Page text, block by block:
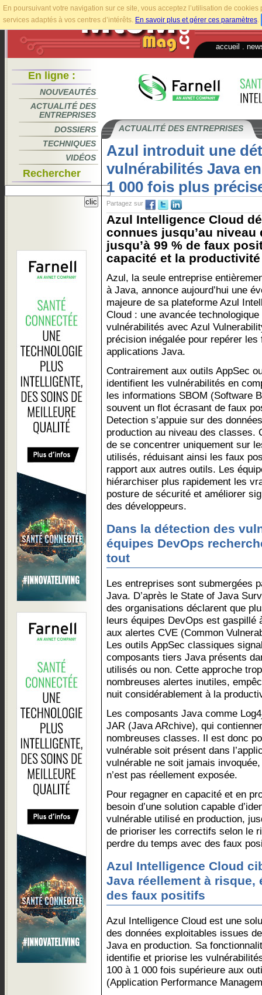
En poursuivant votre navigation sur ce site, vous acceptez l’utilisation de
services adaptés à vos centres d’intérêts. En savoir plus et gérer ces paramètres.
accueil
En ligne :
NOUVEAUTÉS
ACTUALITÉ DES
ENTREPRISES
DOSSIERS
TECHNIQUES
VIDÉOS
Rechercher
ACTUALITÉ DES ENTREPRISES
Azul introduit une
vulnérabilités Java
1 000 fois plus
Partagez sur
Azul Intelligence Cloud
connues jusqu’au
jusqu’à 99 % de faux
capacité et la
Azul, la seule entreprise
à Java, annonce aujourd’hui une
majeure de sa plateforme Azul
Cloud : une avancée
vulnérabilités avec Azul
précision inégalée pour repérer
applications Java.
Contrairement aux outils AppSec
identifient les vulnérabilités en
les informations SBOM (Software
souvent un flot écrasant de faux
Detection s’appuie sur des
production au niveau des classes.
de se concentrer uniquement sur
utilisés, réduisant ainsi les faux
rapport aux autres outils. Les
hiérarchiser plus rapidement les
posture de sécurité et améliorer
des développeurs.
Dans la détection des
équipes DevOps
tout
Les entreprises sont submergées
Java. D’après le State of Java
des organisations déclarent que
leurs équipes DevOps est
aux alertes CVE (Common
Les outils AppSec classiques
composants tiers Java présents
utilisés ou non. Cette approche
nombreuses alertes inutiles,
nuit considérablement à la
Les composants Java comme
JAR (Java ARchive), qui
nombreuses classes. Il est donc
vulnérable soit présent dans
vulnérable ne soit jamais
n’est pas réellement exposée.
Pour regagner en capacité et en
besoin d’une solution capable
vulnérable utilisé en production,
de prioriser les correctifs selon le
perdre du temps avec des faux
Azul Intelligence Cloud
Java réellement à risque,
des faux positifs
Azul Intelligence Cloud est une
des données exploitables issues
Java en production. Sa
identifie et priorise les
100 à 1 000 fois supérieure aux
(Application Performance